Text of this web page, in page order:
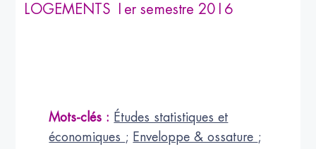
LOGEMENTS 1er semestre 2016
Mots-clés : Études statistiques et
économiques ; Enveloppe & ossature ;